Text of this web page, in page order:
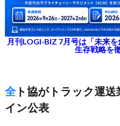
月刊LOGI-BIZ 7月号は「未来
生存戦略を
全ト協がトラック運送業界向けガイドラ
イン公表